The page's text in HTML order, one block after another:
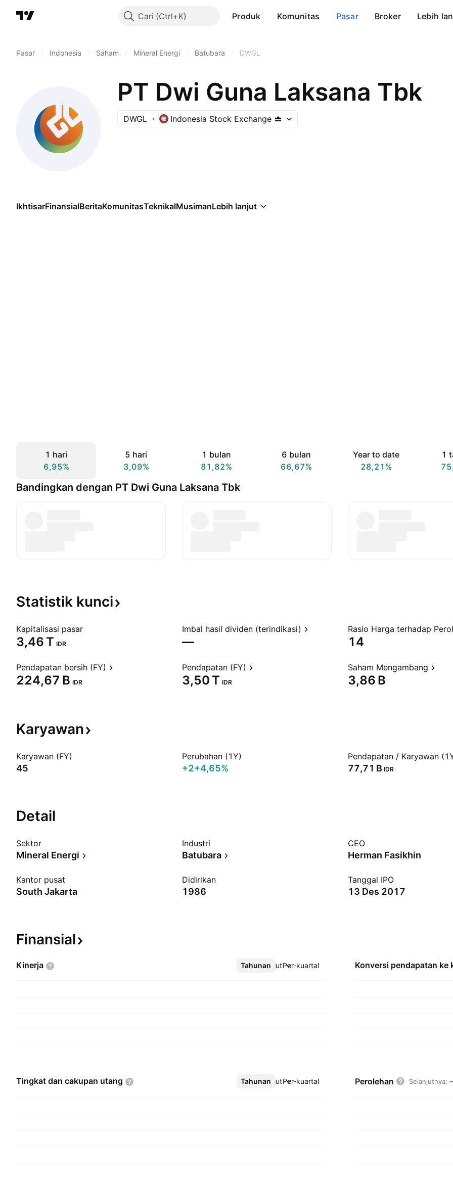
Cari Produk Komunitas Pasar Broker Lebih
Pasar Indonesia Saham Mineral Energi Batubara DWGL
PT Dwi Guna Laksana Tbk
DWGL Indonesia Stock Exchange
IkhtisarFinansialBeritaKomunitasTeknikalMusimanLebih lanjut
1 hari
6,95%
5 hari
3,09%
1 bulan
81,82%
6 bulan
66,67%
Year to date
28,21%
1
Bandingkan dengan PT Dwi Guna Laksana Tbk
Statistik kunci
Kapitalisasi pasar
‪3,46 T‬ IDR
Imbal hasil dividen (terindikasi)
— 14
Pendapatan bersih (FY)
‪224,67 B‬ IDR
Pendapatan (FY)
‪3,50 T‬ IDR
Saham Mengambang
‪3,86 B‬
Karyawan
Karyawan (FY)
45
Perubahan (1Y)
+2+4,65%
Pendapatan / Karyawan
‪77,71 B‬ IDR
Detail
Sektor
Mineral Energi
Industri
Batubara
CEO
Herman Fasikhin
Kantor pusat
South Jakarta
Didirikan
1986
Tanggal IPO
13 Des 2017
Finansial
Kinerja Tahunan Per-kuartal
Lebih lanjut Konversi pendapatan ke
Tingkat dan cakupan utang Tahunan Per-kuartal
Lebih lanjut Perolehan Selanjutnya: